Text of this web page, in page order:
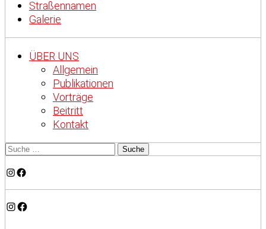
Straßennamen
Galerie
ÜBER UNS
Allgemein
Publikationen
Vorträge
Beitritt
Kontakt
Instagram
Facebook
Instagram
Facebook